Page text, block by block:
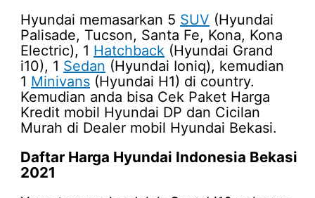
Hyundai memasarkan 5 SUV (Hyundai
Palisade, Tucson, Santa Fe, Kona, Kona
Electric), 1 Hatchback (Hyundai Grand
i10), 1 Sedan (Hyundai Ioniq), kemudian
1 Minivans (Hyundai H1) di country.
Kemudian anda bisa Cek Paket Harga
Kredit mobil Hyundai DP dan Cicilan
Murah di Dealer mobil Hyundai Bekasi.
Daftar Harga Hyundai Indonesia Bekasi
2021